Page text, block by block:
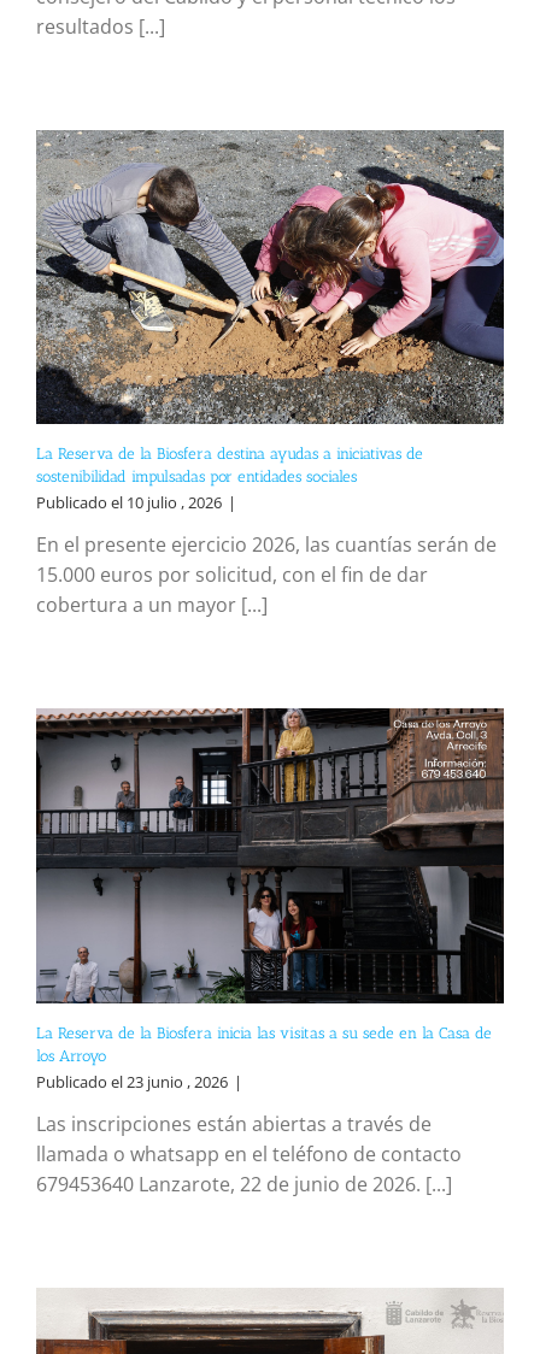
resultados [...]
La Reserva de la Biosfera destina ayudas a iniciativas de
sostenibilidad impulsadas por entidades sociales
Publicado el 10 julio , 2026 |
En el presente ejercicio 2026, las cuantías serán de
15.000 euros por solicitud, con el fin de dar
cobertura a un mayor [...]
La Reserva de la Biosfera inicia las visitas a su sede en la Casa de
los Arroyo
Publicado el 23 junio , 2026 |
Las inscripciones están abiertas a través de
llamada o whatsapp en el teléfono de contacto
679453640 Lanzarote, 22 de junio de 2026. [...]